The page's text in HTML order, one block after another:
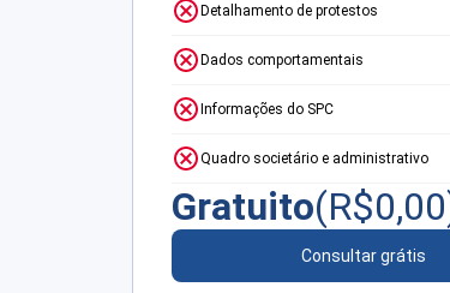
Detalhamento de protestos
Dados comportamentais
Informações do SPC
Quadro societário e administrativo
Gratuito(R$0,00
Consultar grátis